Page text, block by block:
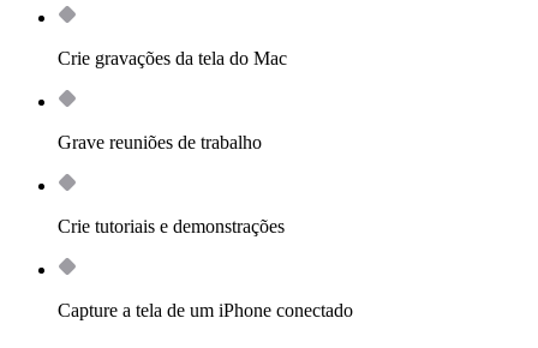
Crie gravações da tela do Mac
Grave reuniões de trabalho
Crie tutoriais e demonstrações
Capture a tela de um iPhone conectado